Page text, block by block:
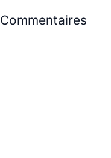
Commentaires